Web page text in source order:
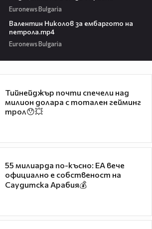
Euronews Bulgaria
Валентин Николов за ембаргото на
петрола.mp4
Euronews Bulgaria
Тийнейджър почти спечели над
милион долара с тотален гейминг
трол😯💥
55 милиарда по-късно: EA вече
официално е собственост на
Саудитска Арабия💰